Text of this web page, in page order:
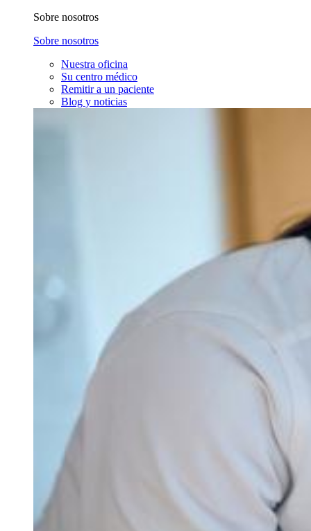
Sobre nosotros
Sobre nosotros
Nuestra oficina
Su centro médico
Remitir a un paciente
Blog y noticias